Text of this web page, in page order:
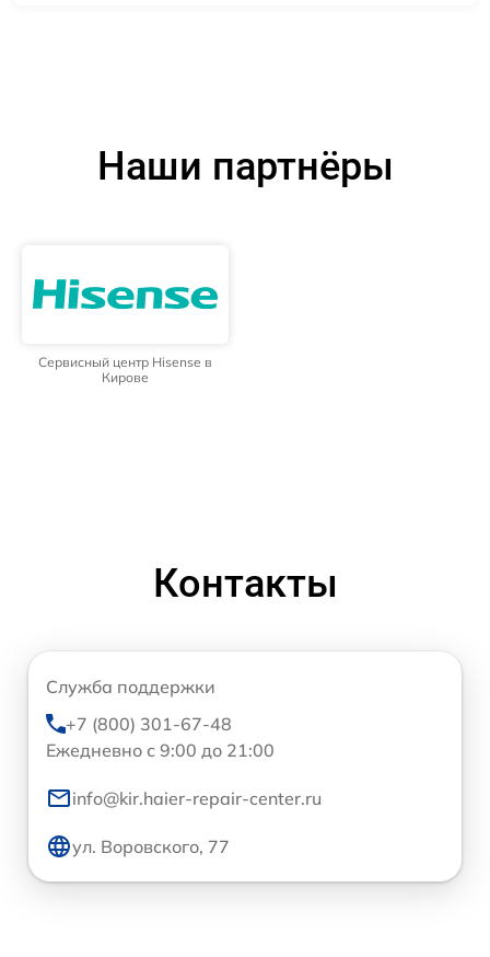
Наши партнёры
Сервисный центр Hisense в
Кирове
Контакты
Служба поддержки
+7 (800) 301-67-48
Ежедневно с 9:00 до 21:00
info@kir.haier-repair-center.ru
ул. Воровского, 77